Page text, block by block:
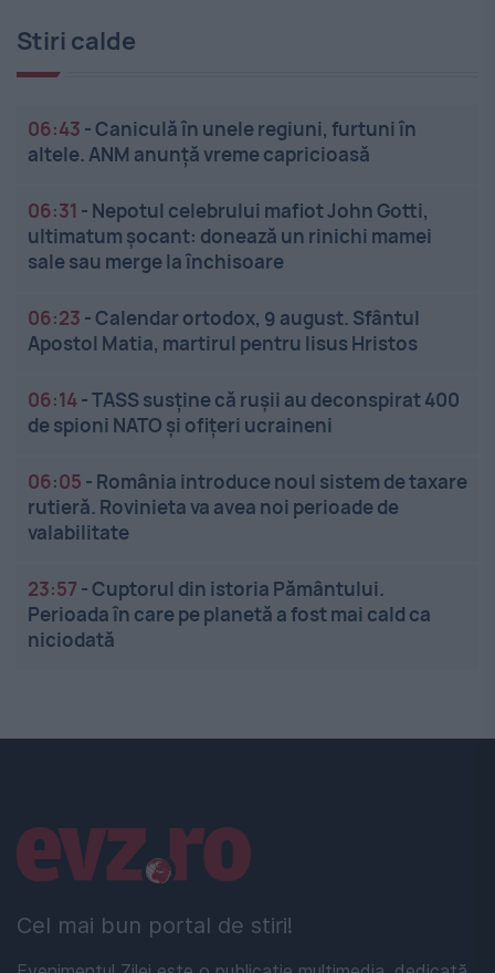
Stiri calde
06:43 -Caniculă în unele regiuni, furtuni în
altele. ANM anunță vreme capricioasă
06:31 - Nepotul celebrului mafiot John Gotti,
ultimatum șocant: donează un rinichi mamei
sale sau merge la închisoare
06:23 -Calendar ortodox, 9 august. Sfântul
Apostol Matia, martirul pentru Iisus Hristos
06:14-TASS susține că rușii au deconspirat 400
de spioni NATO și ofițeri ucraineni
06:05 - România introduce noul sistem de taxare
rutieră. Rovinieta va avea noi perioade de
valabilitate
23:57 -Cuptorul din istoria Pământului.
Perioada în care pe planetă a fost mai cald ca
niciodată
Cel mai bun portal de stiri!
Linkuri utile